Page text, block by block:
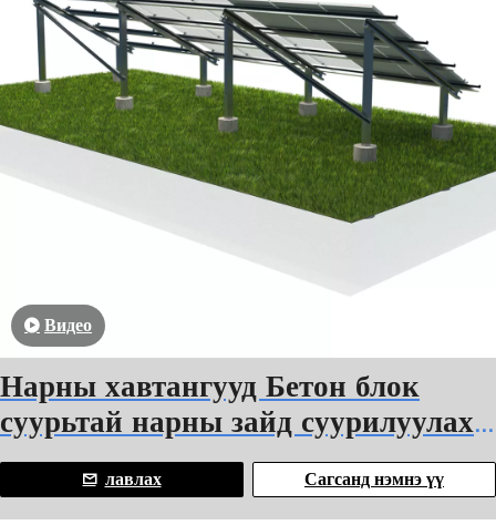
Видео
Нарны хавтангууд Бетон блок
суурьтай нарны зайд суурилуулах
байгууламж
лавлах Сагсанд нэмнэ үү